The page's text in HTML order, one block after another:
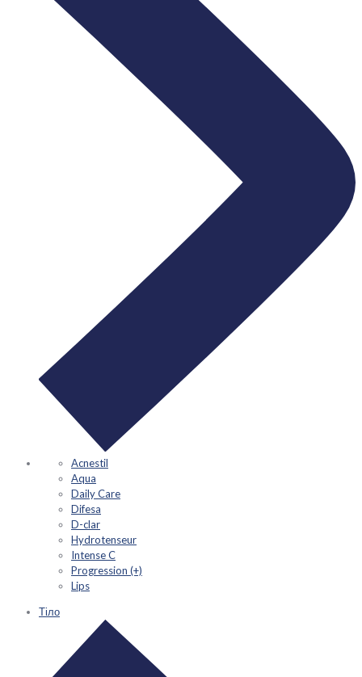
Acnestil
Aqua
Daily Care
Difesa
D-clar
Hydrotenseur
Intense C
Progression (+)
Lips
Тіло